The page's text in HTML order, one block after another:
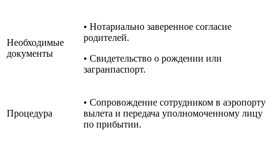
Необходимые
документы
• Нотариально заверенное согласие
родителей.
• Свидетельство о рождении или
загранпаспорт.
Процедура
• Сопровождение сотрудником в аэропорту
вылета и передача уполномоченному лицу
по прибытии.